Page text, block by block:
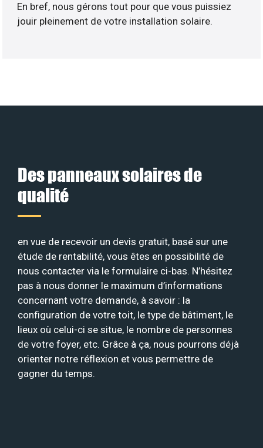
En bref, nous gérons tout pour que vous puissiez
jouir pleinement de votre installation solaire.
Des panneaux solaires de
qualité
en vue de recevoir un devis gratuit, basé sur une
étude de rentabilité, vous êtes en possibilité de
nous contacter via le formulaire ci-bas. N’hésitez
pas à nous donner le maximum d’informations
concernant votre demande, à savoir : la
configuration de votre toit, le type de bâtiment, le
lieux où celui-ci se situe, le nombre de personnes
de votre foyer, etc. Grâce à ça, nous pourrons déjà
orienter notre réflexion et vous permettre de
gagner du temps.